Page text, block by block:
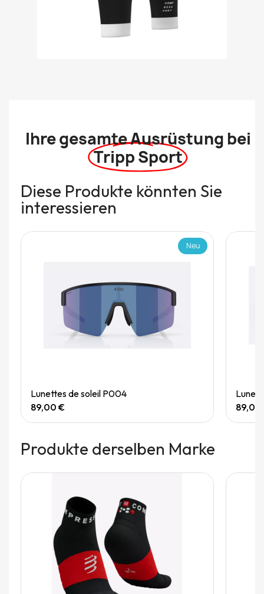
Ihre gesamte Ausrüstung bei
Tripp Sport
Diese Produkte könnten Sie
interessieren
Quick View
Neu
Lunettes de soleil P004
89,00 €
89,00
Produkte derselben Marke